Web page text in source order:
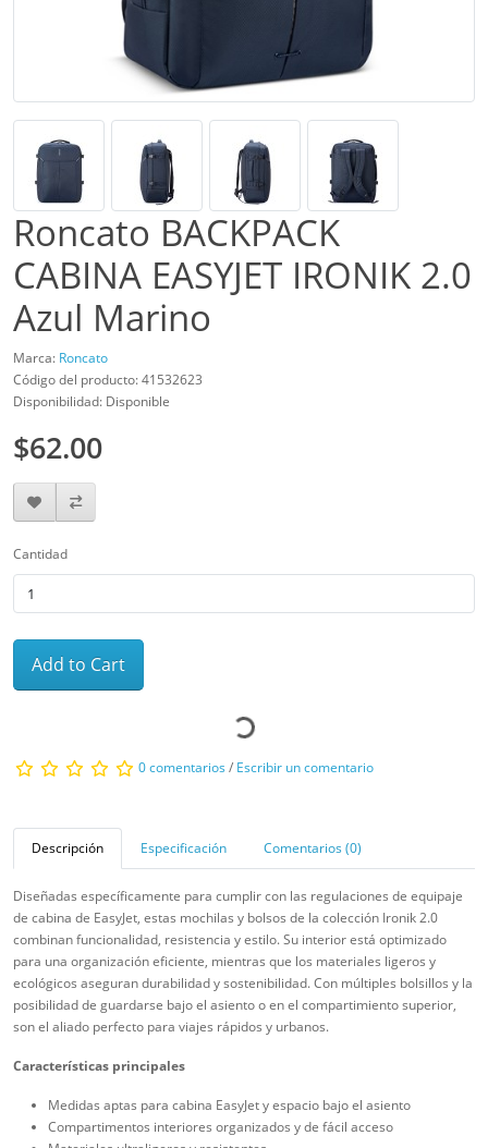
Roncato BACKPACK
CABINA EASYJET IRONIK 2.0
Azul Marino
Marca: Roncato
Código del producto: 41532623
Disponibilidad: Disponible
$62.00
Cantidad
Add to Cart
0 comentarios/ Escribir un comentario
Descripción Especificación Comentarios (0)
Diseñadas específicamente para cumplir con las regulaciones de equipaje
de cabina de EasyJet, estas mochilas y bolsos de la colección Ironik 2.0
combinan funcionalidad, resistencia y estilo. Su interior está optimizado
para una organización eficiente, mientras que los materiales ligeros y
ecológicos aseguran durabilidad y sostenibilidad. Con múltiples bolsillos y la
posibilidad de guardarse bajo el asiento o en el compartimiento superior,
son el aliado perfecto para viajes rápidos y urbanos.
Características principales
Medidas aptas para cabina EasyJet y espacio bajo el asiento
Compartimentos interiores organizados y de fácil acceso